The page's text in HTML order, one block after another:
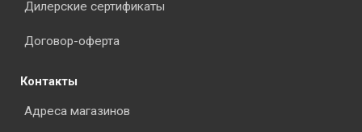
Дилерские сертификаты
Договор-оферта
Контакты
Адреса магазинов